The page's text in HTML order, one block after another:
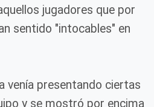
jugadores que por
sentido "intocables" en
venía presentando ciertas
y se mostró por encima